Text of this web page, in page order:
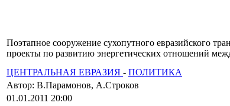
Поэтапное сооружение сухопутного евразийского
проекты по развитию энергетических отношений
ЦЕНТРАЛЬНАЯ ЕВРАЗИЯ - ПОЛИТИКА
Автор: В.Парамонов, А.Строков
01.01.2011 20:00